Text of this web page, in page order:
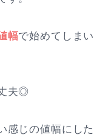
幅で始めてしまい
夫◎
感じの値幅にした